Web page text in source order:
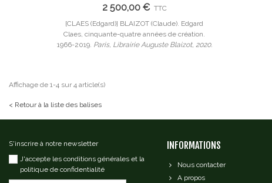
2 500,00 € TTC
[CLAES (Edgard)] BLAIZOT (Claude). Edgard
Claes, cinquante-quatre années de création.
1966-2019. Paris, Librairie Auguste Blaizot, 2020.
Affichage de 1-4 sur 4 article(s)
< Retour à la liste des balises
S'inscrire à notre newsletter
J'accepte les conditions générales et la
politique de confidentialité
INFORMATIONS
Nous contacter
A propos